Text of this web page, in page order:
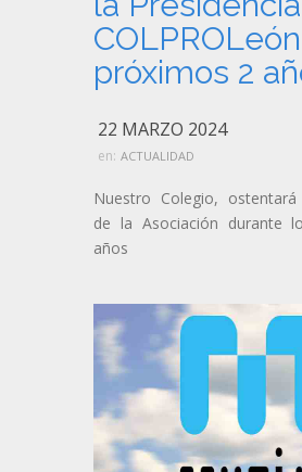
próximos 2
22 MARZO 2024
en: ACTUALIDAD
Nuestro Colegio,
de la Asociación durante
años